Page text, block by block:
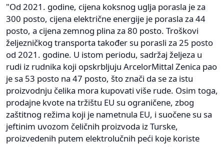
"Od 2021. godine, cijena koksnog uglja porasla je za
300 posto, cijena električne energije je porasla za 44
posto, a cijena zemnog plina za 80 posto. Troškovi
željezničkog transporta također su porasli za 25 posto
od 2021. godine. U istom periodu, sadržaj željeza u
rudi iz rudnika koji opskrbljuju ArcelorMittal Zenica pao
je sa 53 posto na 47 posto, što znači da se za istu
proizvodnju čelika mora kupovati više rude. Osim toga,
prodajne kvote na tržištu EU su ograničene, zbog
zaštitnog režima koji je nametnula EU, i suočene su sa
jeftinim uvozom čeličnih proizvoda iz Turske,
proizvedenih putem elektrolučnih peći koje koriste